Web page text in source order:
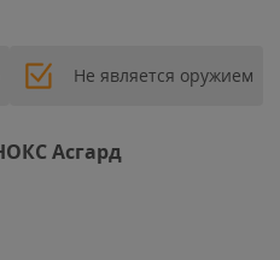
Не является оружием
Асгард